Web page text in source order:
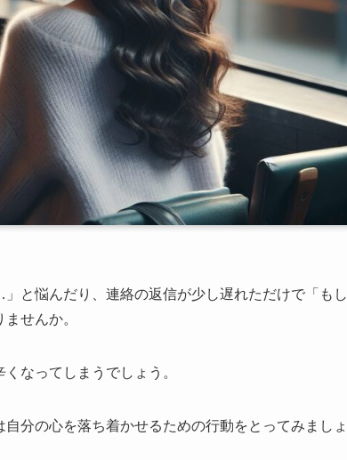
と悩んだり、連絡の返信が少し遅れただけで「もし
せんか。
なってしまうでしょう。
分の心を落ち着かせるための行動をとってみましょ